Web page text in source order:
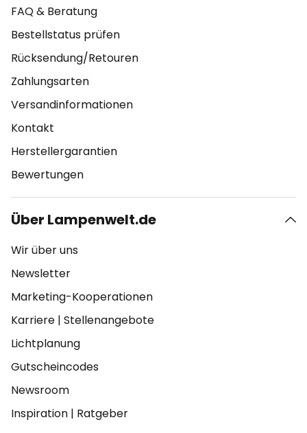
FAQ & Beratung
Bestellstatus prüfen
Rücksendung/Retouren
Zahlungsarten
Versandinformationen
Kontakt
Herstellergarantien
Bewertungen
Über Lampenwelt.de
Wir über uns
Newsletter
Marketing-Kooperationen
Karriere | Stellenangebote
Lichtplanung
Gutscheincodes
Newsroom
Inspiration | Ratgeber